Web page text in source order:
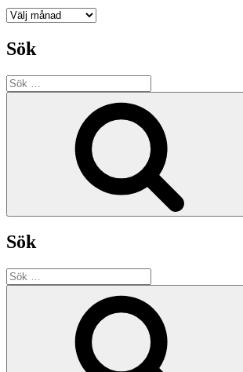
Nyhetsarkiv
Sök
Sök
efter:
Sök
Sök
efter: